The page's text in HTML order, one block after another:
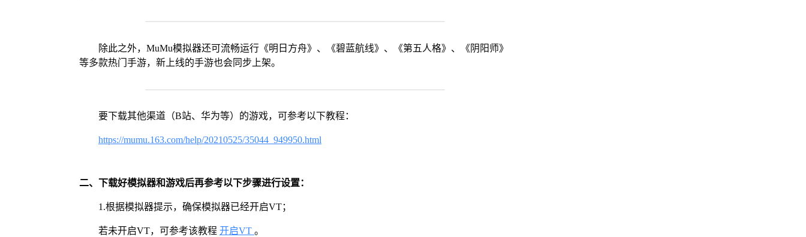
除此之外，MuMu模拟器还可流畅运行《明日方舟》、《碧蓝航线》、《第五人格》、《阴阳师》
等多款热门手游，新上线的手游也会同步上架。
要下载其他渠道（B站、华为等）的游戏，可参考以下教程：
https://mumu.163.com/help/20210525/35044_949950.html
二、下载好模拟器和游戏后再参考以下步骤进行设置：
1.根据模拟器提示，确保模拟器已经开启VT；
若未开启VT，可参考该教程 开启VT 。